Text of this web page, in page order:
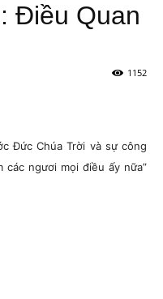
Điều Quan
1152
Đức Chúa Trời và sự công
ngươi mọi điều ấy nữa”